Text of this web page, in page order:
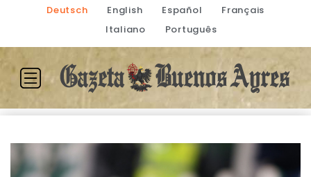
Deutsch English Español
Français
Italiano
Português